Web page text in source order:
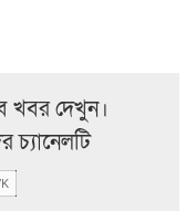
খবর দেখুন।
চ্যানেলটি